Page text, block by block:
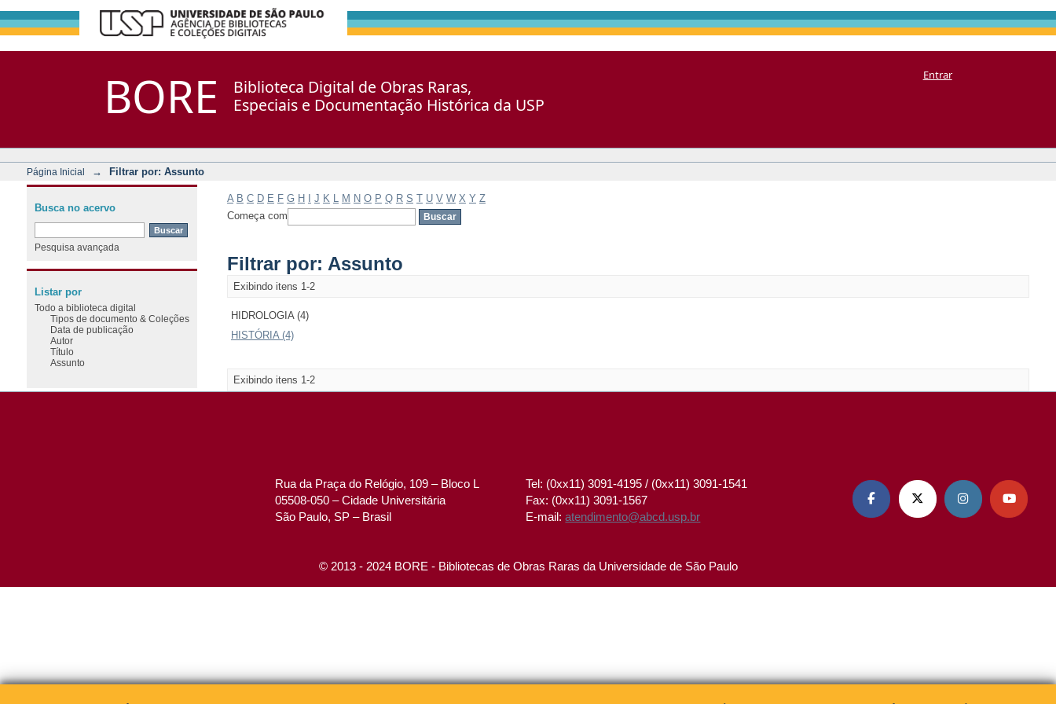
BORE
Biblioteca Digital de Obras Raras,
Especiais e Documentação Histórica da USP
Entrar
Página Inicial → Filtrar por: Assunto
A B C D E F G H J K M N O P Q R S T U V W X Y Z
Começa com
Filtrar por: Assunto
Exibindo itens 1-2
HIDROLOGIA (4)
HISTÓRIA (4)
Exibindo itens 1-2
Busca no acervo
Pesquisa avançada
Listar por
Todo a biblioteca digital
Tipos de documento & Coleções
Data de publicação
Autor
Título
Assunto
Rua da Praça do Relógio, 109 – Bloco L
05508-050 – Cidade Universitária
São Paulo, SP – Brasil
Tel: (0xx11) 3091-4195 / (0xx11) 3091-1541
Fax: (0xx11) 3091-1567
E-mail:atendimento@abcd.usp.br
   
© 2013 - 2024 BORE - Bibliotecas de Obras Raras da Universidade de São Paulo